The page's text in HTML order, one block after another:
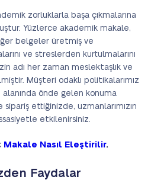
zorluklarla başa çıkmalarına
Yüzlerce akademik makale,
belgeler üretmiş ve
ve streslerden kurtulmalarını
adı her zaman meslektaşlık ve
Müşteri odaklı politikalarımız
önde gelen konuma
sipariş ettiğinizde, uzmanlarımızın
etkilenirsiniz.
Makale Nasıl Eleştirilir.
Faydalar